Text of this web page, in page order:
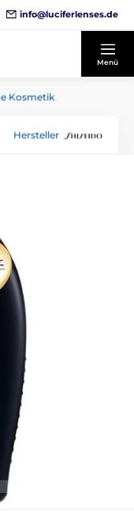
info@luciferlenses.de
Menü
Kosmetik
Hersteller